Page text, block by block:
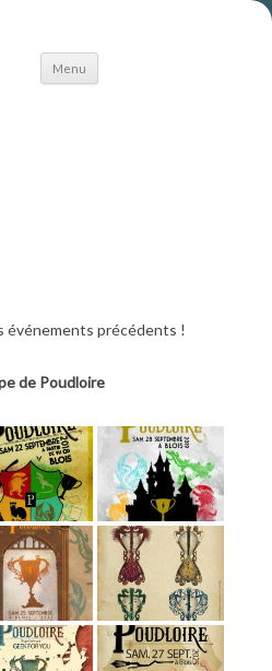
Menu
Aller
événements précédents !
de Poudloire